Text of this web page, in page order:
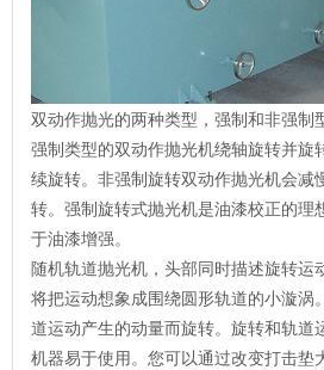
双动作抛光的两种类型，强制和非强制型
强制类型的双动作抛光机绕轴旋转并旋
续旋转。非强制旋转双动作抛光机会减
转。强制旋转式抛光机是油漆校正的理
于油漆增强。
随机轨道抛光机，头部同时描述旋转运
将把运动想象成围绕圆形轨道的小漩涡
道运动产生的动量而旋转。旋转和轨道
机器易于使用。您可以通过改变打击垫